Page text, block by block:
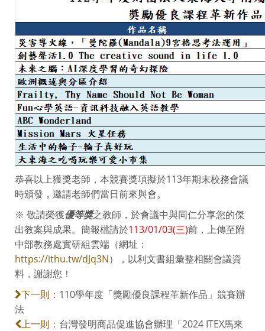
恭喜以上獲獎老師，本競賽獎項擬於113年期末校務會議
時頒發，邀請老師們當日前來與會。
※ 敬請榮獲優等獎之教師，於會議中與同仁分享您的傑
出教案與成果。簡報檔請於113/01/03(三)前，上傳至附
中部教務處實研組雲端（網址：
https://ithu.tw/dJq3N），以利文書組彙整相關會議資
料，謝謝您！
下一則： 110學年度「獎勵優良課程革新作品」競賽辦
法
上一則： 台灣發明商品促進協會辦理「2024 ITEX馬來